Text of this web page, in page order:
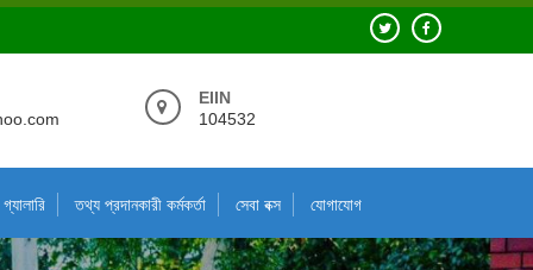
EIIN
104532
গ্যালারি তথ্য প্রদানকারী কর্মকর্তা সেবা বক্স যোগাযোগ